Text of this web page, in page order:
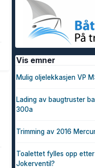
Vis emner
Mulig oljelekkasjen VP
Lading av baugtruster
300a
Trimming av 2016
Toalettet fylles opp
Jokerventil?